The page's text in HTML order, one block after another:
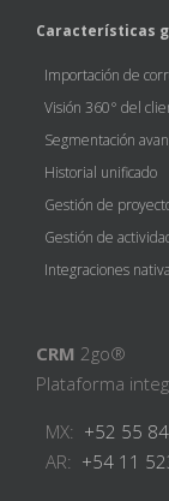
Características
Importación de
Visión 360° del
Segmentación
Historial unificado
Gestión de
Gestión de
Integraciones
CRM 2go®
Plataforma
MX: +52 55
AR: +54 11